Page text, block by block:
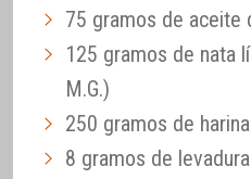
75 gramos de aceite
125 gramos de nata
M.G.)
250 gramos de harina
8 gramos de